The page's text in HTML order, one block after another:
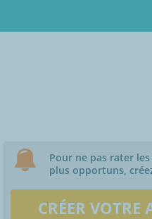
Pour ne pas rater
plus opportuns,
CRÉER VOTRE